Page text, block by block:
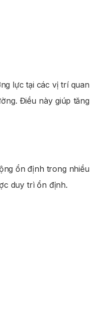
lực tại các vị trí
Điều này giúp
ổn định trong
duy trì ổn định.